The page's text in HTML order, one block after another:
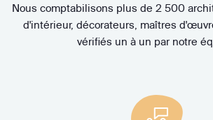
Nous comptabilisons plus de 2 500
d'intérieur, décorateurs, maîtres
vérifiés un à un par notre